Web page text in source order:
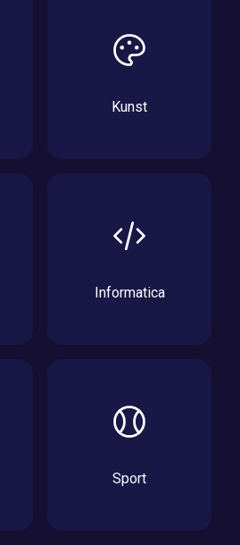
Kunst
Informatica
Sport